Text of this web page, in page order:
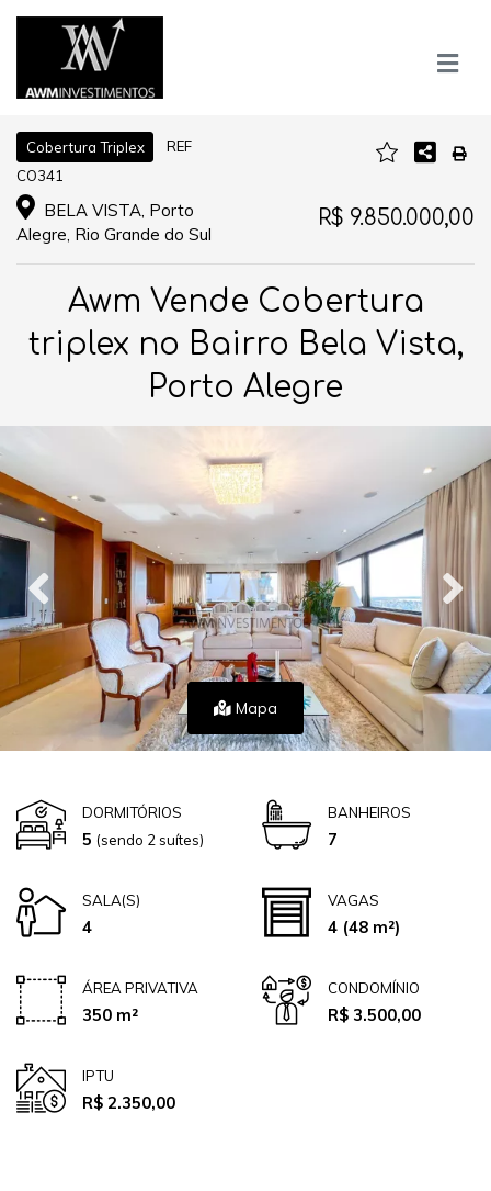
Cobertura Triplex
REF
CO341
BELA VISTA, Porto
Alegre, Rio Grande do Sul
R$ 9.850.000,00
Awm Vende Cobertura
triplex no Bairro Bela Vista,
Porto Alegre
Mapa
DORMITÓRIOS
5 (sendo 2 suítes)
BANHEIROS
7
SALA(S)
4
VAGAS
4 (48 m²)
ÁREA PRIVATIVA
350 m²
CONDOMÍNIO
R$ 3.500,00
IPTU
R$ 2.350,00